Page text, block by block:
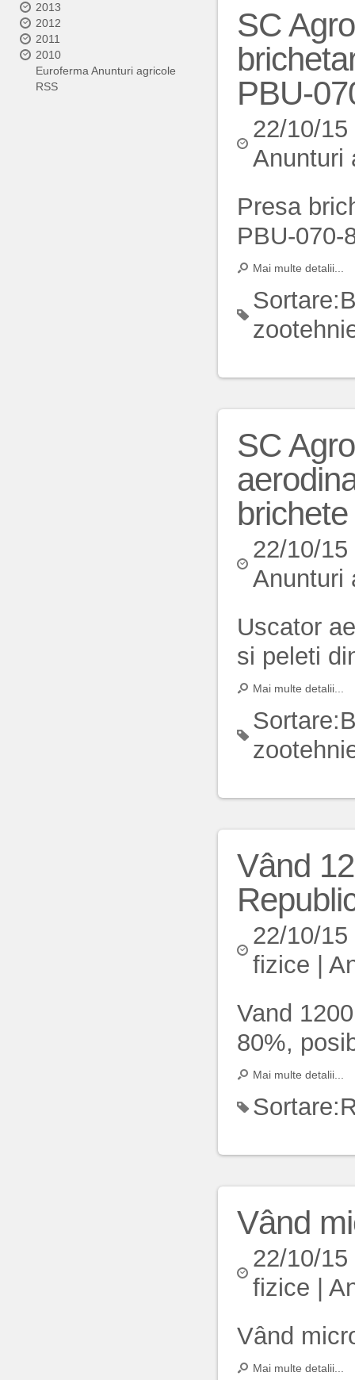
2013
2012
2011
2010
Euroferma Anunturi agricole
RSS
SC
PBU-
22/10/
Anunturi
Presa
PBU-070-
Mai multe detalii...
Sortare:
SC
22/10/
Anunturi
Uscator
si peleti
Mai multe detalii...
Sortare:
Vând
22/10/
fizice
Vand
80%,
Mai multe detalii...
Sortare:
Vând
22/10/
fizice
Vând
Mai multe detalii...